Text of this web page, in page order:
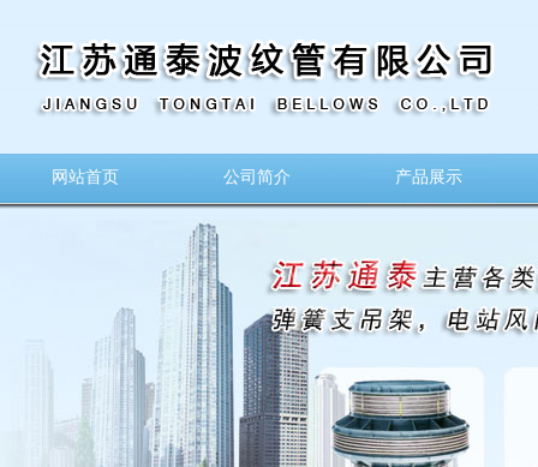
网站首页 公司简介 产品展示